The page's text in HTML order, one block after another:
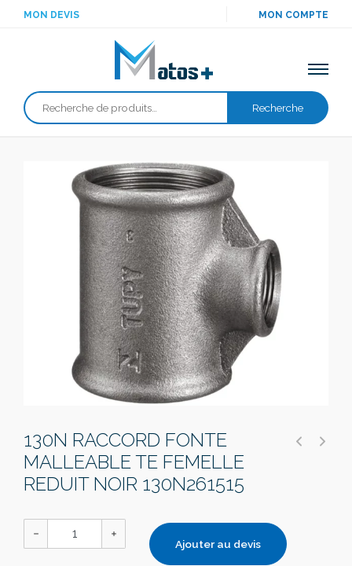
MON DEVIS MON COMPTE
Recherche
Recherche
130N RACCORD FONTE
MALLEABLE TE FEMELLE
REDUIT NOIR 130N261515
Ajouter au devis